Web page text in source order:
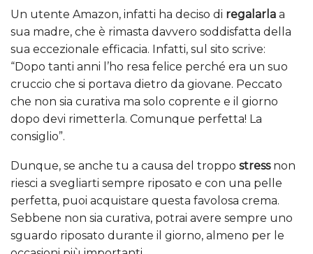
Un utente Amazon, infatti ha deciso di regalarla a
sua madre, che è rimasta davvero soddisfatta della
sua eccezionale efficacia. Infatti, sul sito scrive:
“Dopo tanti anni l’ho resa felice perché era un suo
cruccio che si portava dietro da giovane. Peccato
che non sia curativa ma solo coprente e il giorno
dopo devi rimetterla. Comunque perfetta! La
consiglio”.
Dunque, se anche tu a causa del troppo stressnon
riesci a svegliarti sempre riposato e con una pelle
perfetta, puoi acquistare questa favolosa crema.
Sebbene non sia curativa, potrai avere sempre uno
sguardo riposato durante il giorno, almeno per le